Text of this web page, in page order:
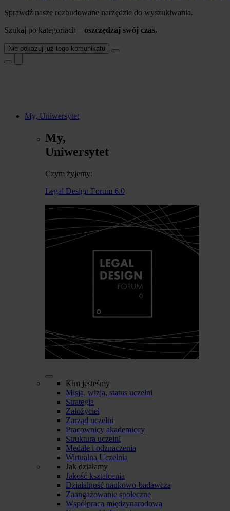
Sprawdź nasze rozbudowane narzędzie do wyszukiwania.
Szukaj po kategoriach – oszczędzaj swój czas.
Nie pokazuj już tego komunikatu
My, Uniwersytet
My,
Uniwersytet
Czym żyjemy:
Legal Design Forum 6.0
Kim jesteśmy
Misja, wizja, status uczelni
Strategia
Założyciel
Zarząd uczelni
Pracownicy akademiccy
Struktura uczelni
Medale i odznaczenia
Wirtualna Uczelnia
Jak działamy
Jakość kształcenia
Działalność naukowo-badawcza
Zaangażowanie społeczne
Współpraca międzynarodowa